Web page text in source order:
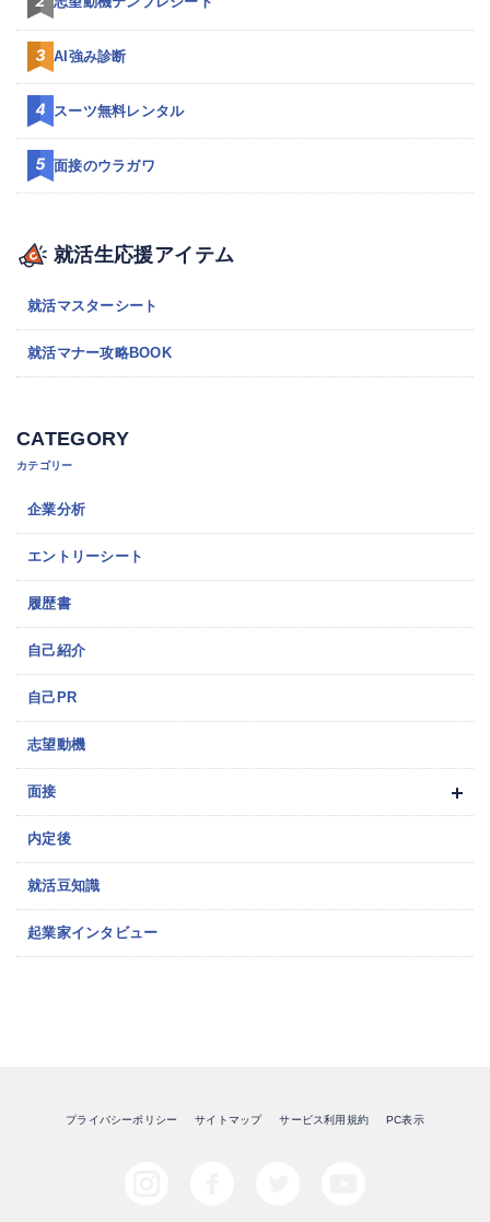
AI強み診断
スーツ無料レンタル
面接のウラガワ
就活生応援アイテム
就活マスターシート
就活マナー攻略BOOK
CATEGORY
カテゴリー
企業分析
エントリーシート
履歴書
自己紹介
自己PR
志望動機
面接
内定後
就活豆知識
起業家インタビュー
プライバシーポリシー サイトマップ サービス利用規約 PC表示